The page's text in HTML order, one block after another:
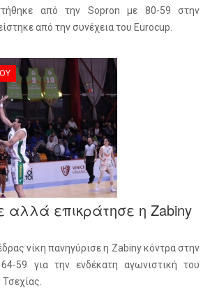
από την Sopron με 80-59 στην
από την συνέχεια του Eurocup.
αλλά επικράτησε η Zabiny
νίκη πανηγύρισε η Zabiny κόντρα στην
59 για την ενδέκατη αγωνιστική του